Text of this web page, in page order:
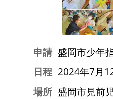
申請 盛岡市少年
日程 2024年7月
場所 盛岡市見前